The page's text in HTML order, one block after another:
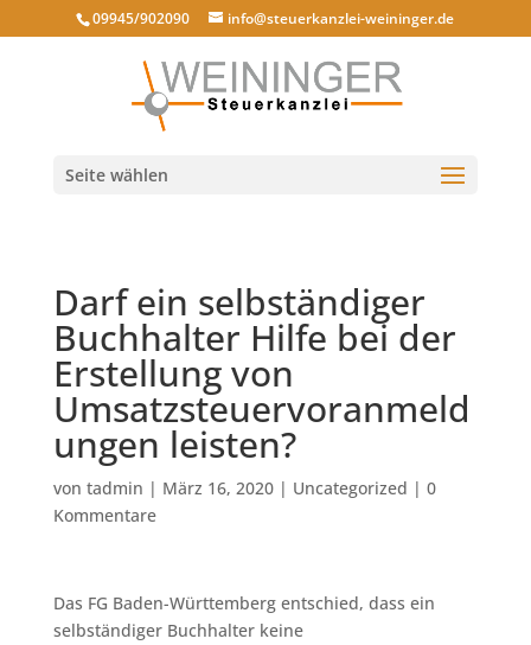
09945/902090 info@steuerkanzlei-weininger.de
Seite wählen
Darf ein selbständiger
Buchhalter Hilfe bei der
Erstellung von
Umsatzsteuervoranmeld
ungen leisten?
von tadmin | März 16, 2020| Uncategorized | 0
Kommentare
Das FG Baden-Württemberg entschied, dass ein
selbständiger Buchhalter keine